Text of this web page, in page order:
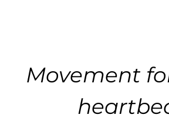
Movement